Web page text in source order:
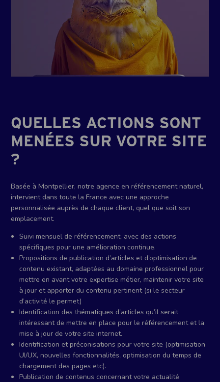
QUELLES ACTIONS SONT
MENÉES SUR VOTRE SITE
?
Basée à Montpellier, notre agence en référencement naturel,
intervient dans toute la France avec une approche
personnalisée auprès de chaque client, quel que soit son
emplacement.
Suivi mensuel de référencement, avec des actions
spécifiques pour une amélioration continue.
Propositions de publication d’articles et d’optimisation de
contenu existant, adaptées au domaine professionnel pour
mettre en avant votre expertise métier, maintenir votre site
à jour et apporter du contenu pertinent (si le secteur
d’activité le permet)
Identification des thématiques d’articles qu’il serait
intéressant de mettre en place pour le référencement et la
mise à jour de votre site internet.
Identification et préconisations pour votre site (optimisation
UI/UX, nouvelles fonctionnalités, optimisation du temps de
chargement des pages etc).
Publication de contenus concernant votre actualité